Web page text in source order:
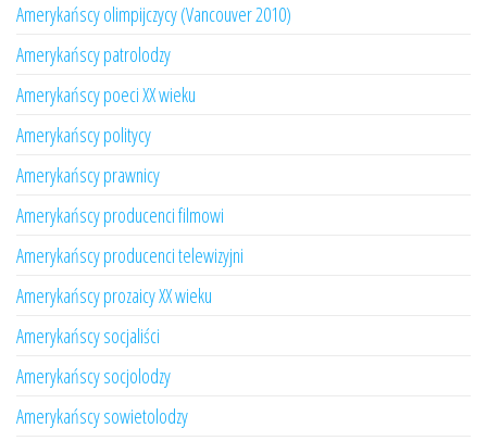
Amerykańscy olimpijczycy (Vancouver 2010)
Amerykańscy patrolodzy
Amerykańscy poeci XX wieku
Amerykańscy politycy
Amerykańscy prawnicy
Amerykańscy producenci filmowi
Amerykańscy producenci telewizyjni
Amerykańscy prozaicy XX wieku
Amerykańscy socjaliści
Amerykańscy socjolodzy
Amerykańscy sowietolodzy